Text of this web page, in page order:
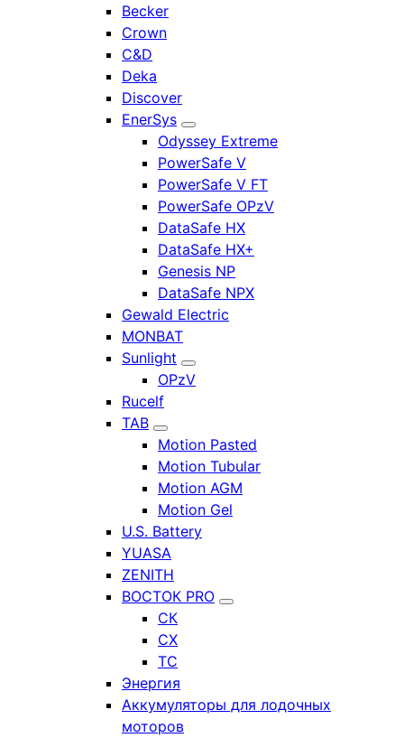
Becker
Crown
C&D
Deka
Discover
EnerSys
Odyssey Extreme
PowerSafe V
PowerSafe V FT
PowerSafe OPzV
DataSafe HX
DataSafe HX+
Genesis NP
DataSafe NPX
Gewald Electric
MONBAT
Sunlight
OPzV
Rucelf
TAB
Motion Pasted
Motion Tubular
Motion AGM
Motion Gel
U.S. Battery
YUASA
ZENITH
ВОСТОК PRO
СК
СХ
ТС
Энергия
Аккумуляторы для лодочных
моторов